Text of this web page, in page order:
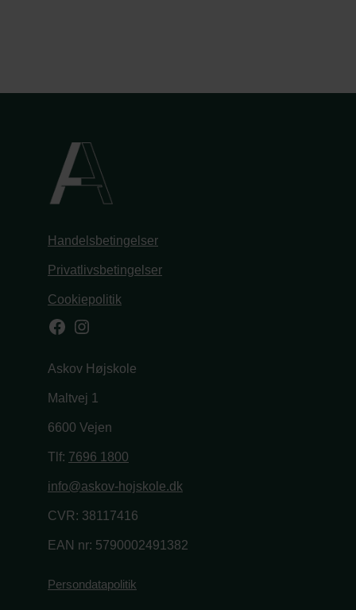
Handelsbetingelser
Privatlivsbetingelser
Cookiepolitik
Facebook
Instagram
Askov Højskole
Maltvej 1
6600 Vejen
Tlf: 7696 1800
info@askov-hojskole.dk
CVR: 38117416
EAN nr: 5790002491382
Persondatapolitik